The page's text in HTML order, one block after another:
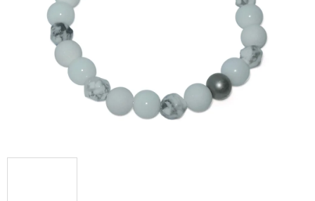
hvězdiček.